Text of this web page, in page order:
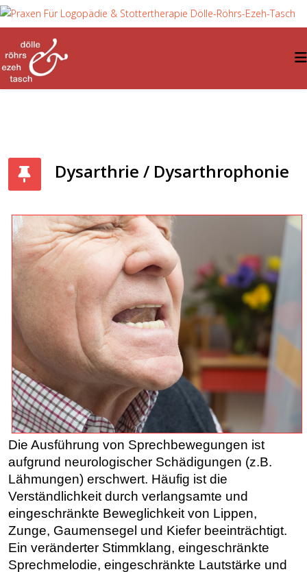
Dysarthrie / Dysarthrophonie
Die Ausführung von Sprechbewegungen ist
aufgrund neurologischer Schädigungen (z.B.
Lähmungen) erschwert. Häufig ist die
Verständlichkeit durch verlangsamte und
eingeschränkte Beweglichkeit von Lippen,
Zunge, Gaumensegel und Kiefer beeinträchtigt.
Ein veränderter Stimmklang, eingeschränkte
Sprechmelodie, eingeschränkte Lautstärke und